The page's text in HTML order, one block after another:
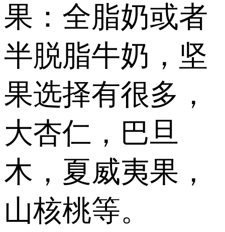
果：全脂奶或者
半脱脂牛奶，坚
果选择有很多，
大杏仁，巴旦
木，夏威夷果，
山核桃等。